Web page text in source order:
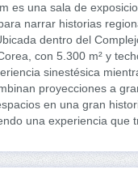
es una sala de
narrar historias
dentro del
con 5.300 m² y
sinestésica
proyecciones a
en una gran
una experiencia que